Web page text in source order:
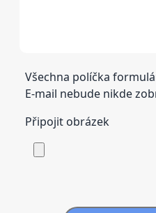
Všechna políčka
E-mail nebude nikde
Připojit obrázek